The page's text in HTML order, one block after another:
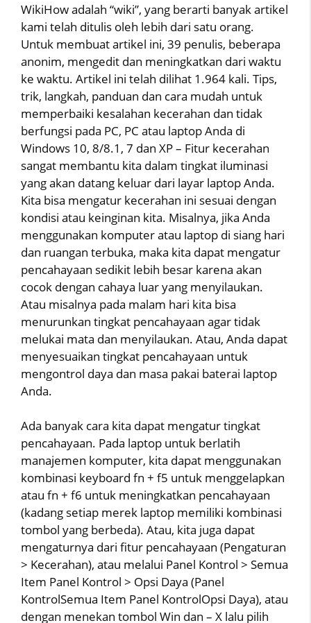
WikiHow adalah “wiki”, yang berarti banyak artikel
kami telah ditulis oleh lebih dari satu orang.
Untuk membuat artikel ini, 39 penulis, beberapa
anonim, mengedit dan meningkatkan dari waktu
ke waktu. Artikel ini telah dilihat 1.964 kali. Tips,
trik, langkah, panduan dan cara mudah untuk
memperbaiki kesalahan kecerahan dan tidak
berfungsi pada PC, PC atau laptop Anda di
Windows 10, 8/8.1, 7 dan XP – Fitur kecerahan
sangat membantu kita dalam tingkat iluminasi
yang akan datang keluar dari layar laptop Anda.
Kita bisa mengatur kecerahan ini sesuai dengan
kondisi atau keinginan kita. Misalnya, jika Anda
menggunakan komputer atau laptop di siang hari
dan ruangan terbuka, maka kita dapat mengatur
pencahayaan sedikit lebih besar karena akan
cocok dengan cahaya luar yang menyilaukan.
Atau misalnya pada malam hari kita bisa
menurunkan tingkat pencahayaan agar tidak
melukai mata dan menyilaukan. Atau, Anda dapat
menyesuaikan tingkat pencahayaan untuk
mengontrol daya dan masa pakai baterai laptop
Anda.
Ada banyak cara kita dapat mengatur tingkat
pencahayaan. Pada laptop untuk berlatih
manajemen komputer, kita dapat menggunakan
kombinasi keyboard fn + f5 untuk menggelapkan
atau fn + f6 untuk meningkatkan pencahayaan
(kadang setiap merek laptop memiliki kombinasi
tombol yang berbeda). Atau, kita juga dapat
mengaturnya dari fitur pencahayaan (Pengaturan
> Kecerahan), atau melalui Panel Kontrol > Semua
Item Panel Kontrol > Opsi Daya (Panel
KontrolSemua Item Panel KontrolOpsi Daya), atau
dengan menekan tombol Win dan – X lalu pilih